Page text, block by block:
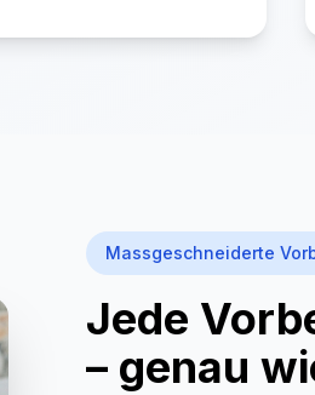
Massgeschneiderte
Jede
– genau